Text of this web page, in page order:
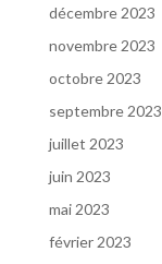
décembre 2023
novembre 2023
octobre 2023
septembre 2023
juillet 2023
juin 2023
mai 2023
février 2023